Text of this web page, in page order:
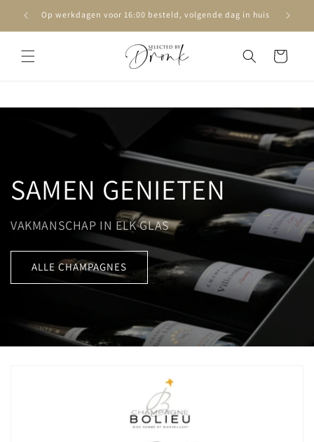
naar deOp werkdagen voor 16:00 besteld, volgende dag in huis
Winkelwagen
SAMEN GENIETEN
VAKMANSCHAP IN ELK GLAS
ALLE CHAMPAGNES